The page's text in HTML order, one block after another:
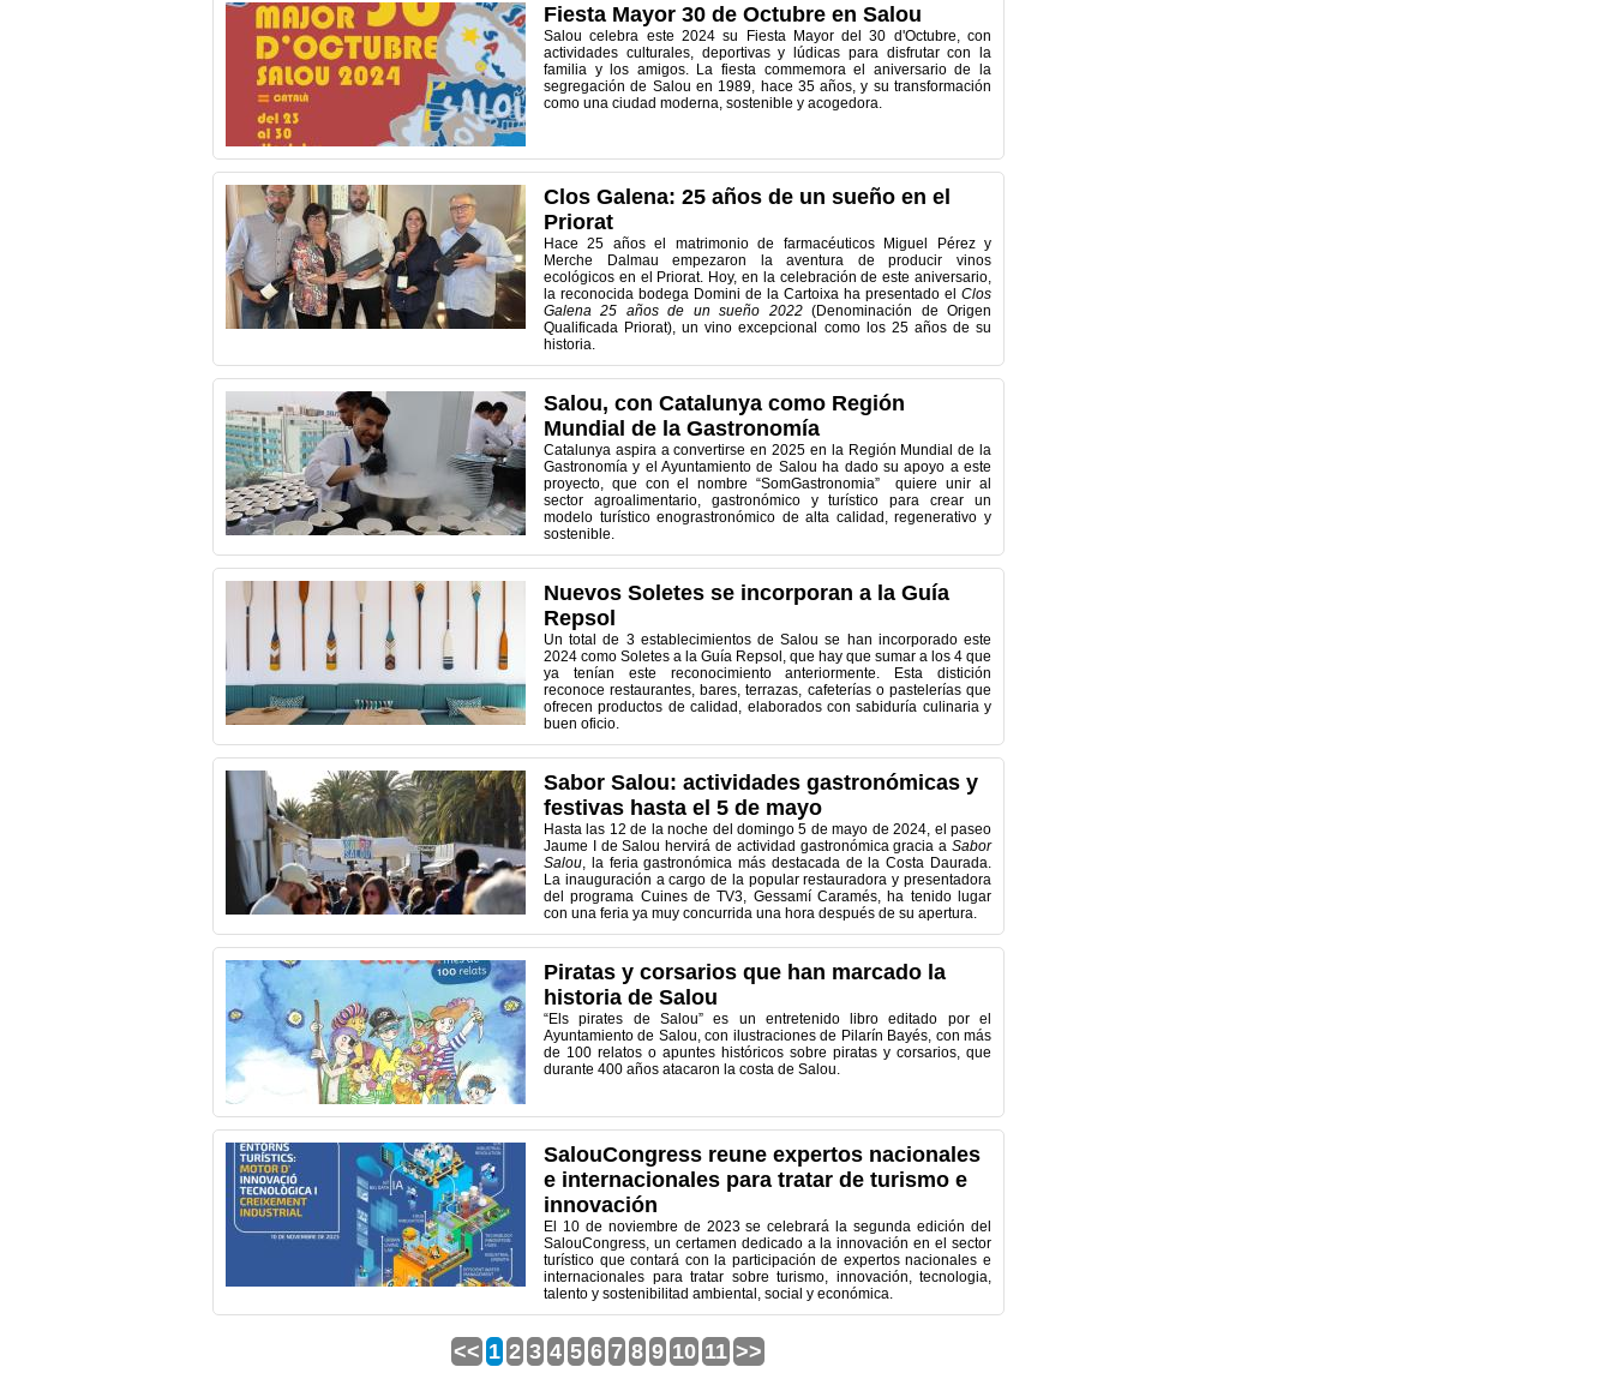
Fiesta Mayor 30 de Octubre en Salou
Salou celebra este 2024 su Fiesta Mayor del 30 d'Octubre, con
actividades culturales, deportivas y lúdicas para disfrutar con la
familia y los amigos. La fiesta commemora el aniversario de la
segregación de Salou en 1989, hace 35 años, y su transformación
como una ciudad moderna, sostenible y acogedora.
Clos Galena: 25 años de un sueño en el
Priorat
Hace 25 años el matrimonio de farmacéuticos Miguel Pérez y
Merche Dalmau empezaron la aventura de producir vinos
ecológicos en el Priorat. Hoy, en la celebración de este aniversario,
la reconocida bodega Domini de la Cartoixa ha presentado el Clos
Galena 25 años de un sueño 2022(Denominación de Origen
Qualificada Priorat), un vino excepcional como los 25 años de su
historia.
Salou, con Catalunya como Región
Mundial de la Gastronomía
Catalunya aspira a convertirse en 2025 en la Región Mundial de la
Gastronomía y el Ayuntamiento de Salou ha dado su apoyo a este
proyecto, que con el nombre “SomGastronomia” quiere unir al
sector agroalimentario, gastronómico y turístico para crear un
modelo turístico enograstronómico de alta calidad, regenerativo y
sostenible.
Nuevos Soletes se incorporan a la Guía
Repsol
Un total de 3 establecimientos de Salou se han incorporado este
2024 como Soletes a la Guía Repsol, que hay que sumar a los 4 que
ya tenían este reconocimiento anteriormente. Esta distición
reconoce restaurantes, bares, terrazas, cafeterías o pastelerías que
ofrecen productos de calidad, elaborados con sabiduría culinaria y
buen oficio.
Sabor Salou: actividades gastronómicas y
festivas hasta el 5 de mayo
Hasta las 12 de la noche del domingo 5 de mayo de 2024, el paseo
Jaume I de Salou hervirá de actividad gastronómica gracia a Sabor
Salou, la feria gastronómica más destacada de la Costa Daurada.
La inauguración a cargo de la popular restauradora y presentadora
del programa Cuines de TV3, Gessamí Caramés, ha tenido lugar
con una feria ya muy concurrida una hora después de su apertura.
Piratas y corsarios que han marcado la
historia de Salou
“Els pirates de Salou” es un entretenido libro editado por el
Ayuntamiento de Salou, con ilustraciones de Pilarín Bayés, con más
de 100 relatos o apuntes históricos sobre piratas y corsarios, que
durante 400 años atacaron la costa de Salou.
SalouCongress reune expertos nacionales
e internacionales para tratar de turismo e
innovación
El 10 de noviembre de 2023 se celebrará la segunda edición del
SalouCongress, un certamen dedicado a la innovación en el sector
turístico que contará con la participación de expertos nacionales e
internacionales para tratar sobre turismo, innovación, tecnologia,
talento y sostenibilitad ambiental, social y económica.
<< 1 2 3 4 5 6 7 8 9 10 11 >>